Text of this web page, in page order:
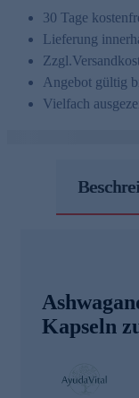
30 Tage
Lieferung
Zzgl.
Angebot gültig
Vielfach
Kapseln